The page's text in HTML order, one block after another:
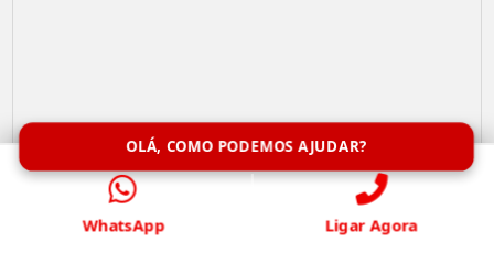
OLÁ, COMO PODEMOS AJUDAR?
WhatsApp Ligar Agora